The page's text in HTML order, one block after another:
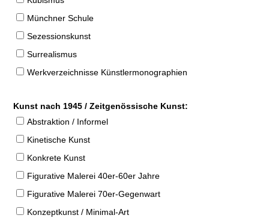
Münchner Schule
Sezessionskunst
Surrealismus
Werkverzeichnisse Künstlermonographien
Kunst nach 1945 / Zeitgenössische Kunst:
Abstraktion / Informel
Kinetische Kunst
Konkrete Kunst
Figurative Malerei 40er-60er Jahre
Figurative Malerei 70er-Gegenwart
Konzeptkunst / Minimal-Art